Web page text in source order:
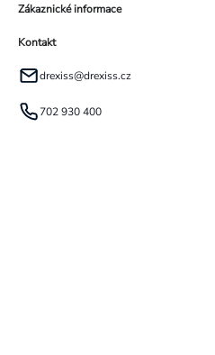
Zákaznické informace
Kontakt
drexiss@drexiss.cz
702 930 400